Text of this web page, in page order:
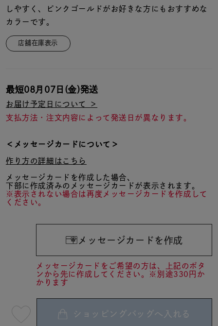
しやすく、ピンクゴールドがお好きな方にもおすすめな
カラーです。
店舗在庫表示
最短08月07日(金)発送
お届け予定日について ＞
支払方法・注文内容によって発送日が異なります。
＜メッセージカードについて＞
作り方の詳細はこちら
メッセージカードを作成した場合、
下部に作成済みのメッセージカードが表示されます。
※表示されない場合は再度メッセージカードを作成して
ください。
メッセージカードを作成
メッセージカードをご希望の方は、上記のボタ
ンから先に作成してください。※別途330円か
かります
ショッピングバッグへ入れる